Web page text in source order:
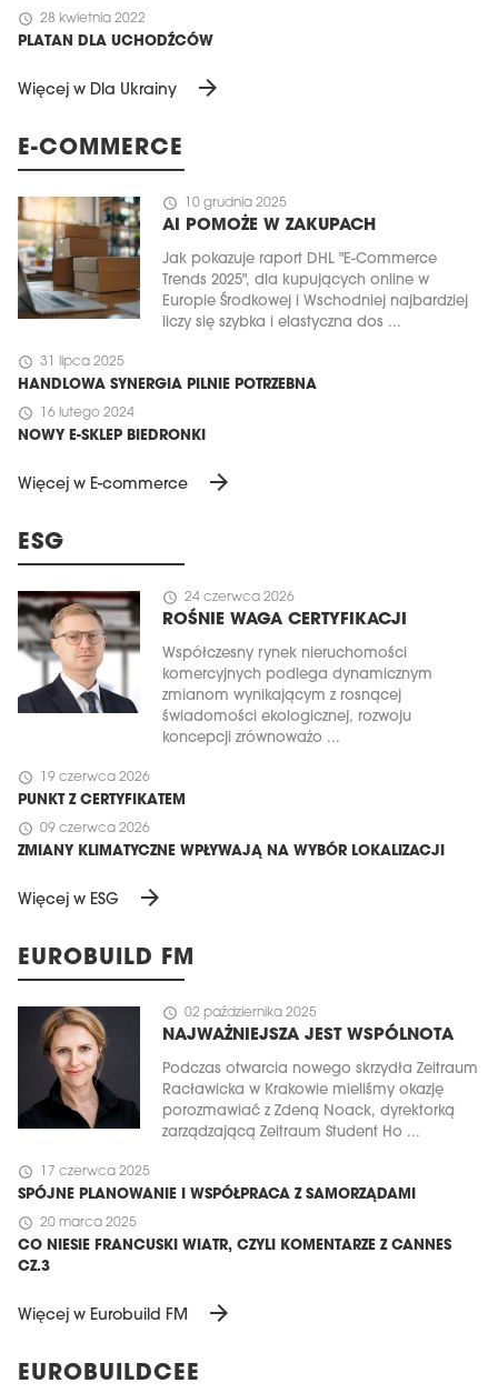
schedule 28 kwietnia 2022
PLATAN DLA UCHODŹCÓW
Więcej w Dla Ukrainy arrow_forward
E-COMMERCE
schedule 10 grudnia 2025
AI POMOŻE W ZAKUPACH
Jak pokazuje raport DHL "E-Commerce
Trends 2025", dla kupujących online w
Europie Środkowej i Wschodniej najbardziej
liczy się szybka i elastyczna dos ...
schedule 31 lipca 2025
HANDLOWA SYNERGIA PILNIE POTRZEBNA
schedule 16 lutego 2024
NOWY E-SKLEP BIEDRONKI
Więcej w E-commerce arrow_forward
ESG
schedule 24 czerwca 2026
ROŚNIE WAGA CERTYFIKACJI
Współczesny rynek nieruchomości
komercyjnych podlega dynamicznym
zmianom wynikającym z rosnącej
świadomości ekologicznej, rozwoju
koncepcji zrównoważo ...
schedule 19 czerwca 2026
PUNKT Z CERTYFIKATEM
schedule 09 czerwca 2026
ZMIANY KLIMATYCZNE WPŁYWAJĄ NA WYBÓR LOKALIZACJI
Więcej w ESG arrow_forward
EUROBUILD FM
schedule 02 października 2025
NAJWAŻNIEJSZA JEST WSPÓLNOTA
Podczas otwarcia nowego skrzydła Zeitraum
Racławicka w Krakowie mieliśmy okazję
porozmawiać z Zdeną Noack, dyrektorką
zarządzającą Zeitraum Student Ho ...
schedule 17 czerwca 2025
SPÓJNE PLANOWANIE I WSPÓŁPRACA Z SAMORZĄDAMI
schedule 20 marca 2025
CO NIESIE FRANCUSKI WIATR, CZYLI KOMENTARZE Z CANNES
CZ.3
Więcej w Eurobuild FM arrow_forward
EUROBUILDCEE